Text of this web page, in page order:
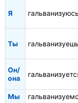
Я гальванизуюсь
Ты
Он/
она
Мы